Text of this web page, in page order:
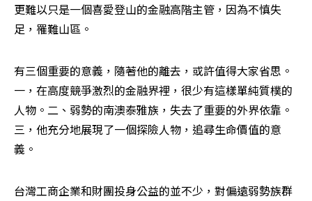
更難以只是一個喜愛登山的金融高階主管，因為不慎失
足，罹難山區。
有三個重要的意義，隨著他的離去，或許值得大家省思。
一，在高度競爭激烈的金融界裡，很少有這樣單純質樸的
人物。二、弱勢的南澳泰雅族，失去了重要的外界依靠。
三，他充分地展現了一個探險人物，追尋生命價值的意
義。
台灣工商企業和財團投身公益的並不少，對偏遠弱勢族群